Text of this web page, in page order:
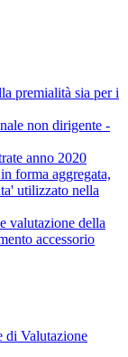
premialità sia per i
non dirigente -
anno 2020
forma aggregata,
utilizzato nella
valutazione della
accessorio
di Valutazione